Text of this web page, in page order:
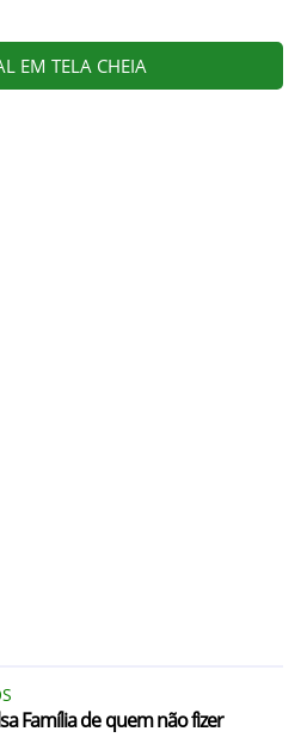
EM TELA CHEIA
Família de quem não fizer